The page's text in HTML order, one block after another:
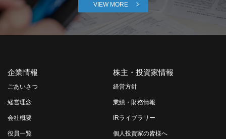
VIEW MORE
企業情報
ごあいさつ
経営理念
会社概要
役員一覧
株主・投資家情報
経営方針
業績・財務情報
IRライブラリー
個人投資家の皆様へ